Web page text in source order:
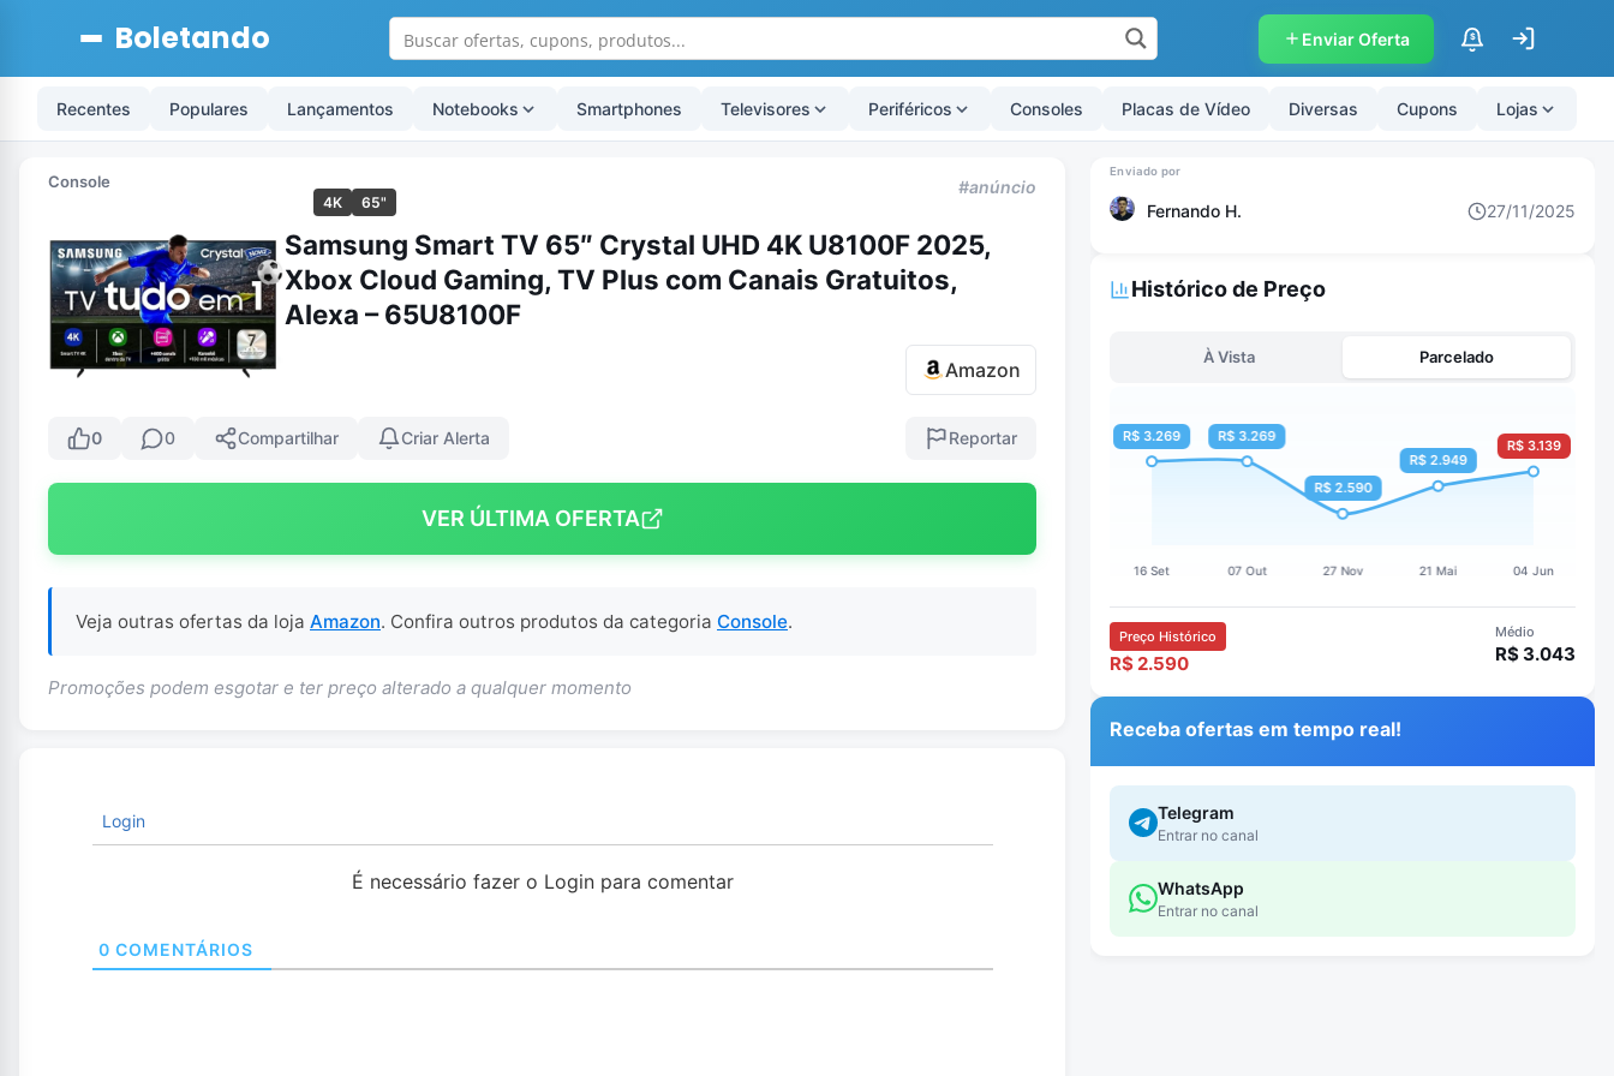
Boletando Enviar Oferta $
Recentes Populares Lançamentos Notebooks Smartphones Televisores Periféricos Consoles Placas de Vídeo Diversas Cupons Lojas
Console
4K 65"
#anúncio
Samsung Smart TV 65″ Crystal UHD 4K U8100F 2025,
Xbox Cloud Gaming, TV Plus com Canais Gratuitos,
Alexa – 65U8100F
Amazon
0 0 Compartilhar Criar Alerta Reportar
VER ÚLTIMA OFERTA
Veja outras ofertas da loja Amazon. Confira outros produtos da categoria Console.
Promoções podem esgotar e ter preço alterado a qualquer momento
Login
É necessário fazer o Login para comentar
0 COMENTÁRIOS
Fernando H. 27/11/2025
Histórico de Preço
À Vista Parcelado
Preço Histórico
R$ 2.590
Médio
R$ 3.043
Receba ofertas em tempo real!
Telegram
Entrar no canal
WhatsApp
Entrar no canal